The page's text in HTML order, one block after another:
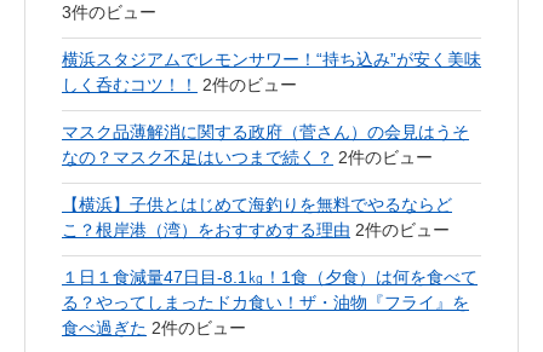
3件のビュー
横浜スタジアムでレモンサワー！“持ち込み”が安く美味
しく呑むコツ！！
2件のビュー
マスク品薄解消に関する政府（菅さん）の会見はうそ
なの？マスク不足はいつまで続く？ 2件のビュー
【横浜】子供とはじめて海釣りを無料でやるならど
こ？根岸港（湾）をおすすめする理由 2件のビュー
１日１食減量47日目-8.1㎏！1食（夕食）は何を食べて
る？やってしまったドカ食い！ザ・油物『フライ』を
食べ過ぎた 2件のビュー